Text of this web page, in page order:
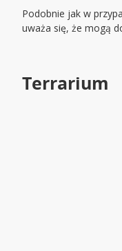
Podobnie jak w
uważa się, że mogą
Terrarium